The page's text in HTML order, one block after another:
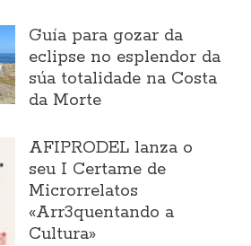
Guía para gozar da
eclipse no esplendor da
súa totalidade na Costa
da Morte
AFIPRODEL lanza o
seu I Certame de
Microrrelatos
«Arr3quentando a
Cultura»